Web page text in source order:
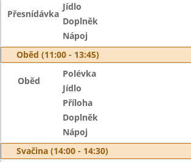
Přesnídávka
Jídlo
Doplněk
Nápoj
Oběd (11:00 - 13:45)
Oběd
Polévka
Jídlo
Příloha
Doplněk
Nápoj
Svačina (14:00 - 14:30)